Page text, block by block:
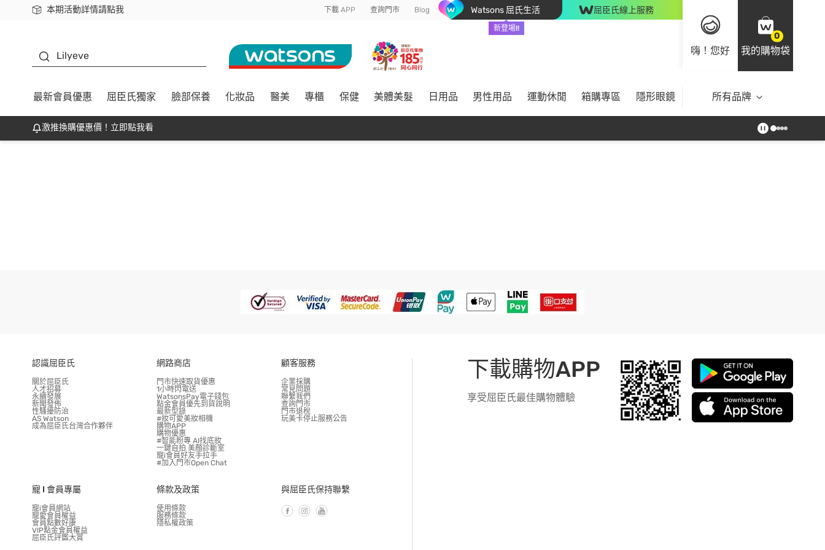
本期活動詳情請點我
下載app最高回饋$350 下載 APP 查詢門市 Blog Watsons 屈氏生活
新登場!!
屈臣氏線上服務
嗨！您好
0
我的購物袋
Lilyeve
最新會員優惠 屈臣氏獨家 臉部保養 化妝品 醫美 專櫃 保健 美體美髮 日用品 男性用品 運動休閒 箱購專區 隱形眼鏡 所有品牌
激推換購優惠價！立即點我看
下載購物APP
享受屈臣氏最佳購物體驗
認識屈臣氏
關於屈臣氏
人才招募
永續發展
新聞發佈
性騷擾防治
AS Watson
成為屈臣氏台灣合作夥伴
網路商店
門市快速取貨優惠
1小時閃電送
WatsonsPay電子錢包
點金會員優先到貨說明
最新型錄
#妝可愛美妝相機
購物APP
購物優惠
#智能粉專 AI找底妝
一鍵自拍 美顏診斷室
寵i會員好友手拉手
#加入門市Open Chat
顧客服務
企業採購
常見問題
聯繫我們
查詢門市
門市退稅
玩美卡停止服務公告
寵 I 會員專屬
寵i會員網站
寵愛會員權益
會員點數好康
VIP點金會員權益
屈臣氏評鑑大賞
條款及政策
使用條款
服務條款
隱私權政策
與屈臣氏保持聯繫